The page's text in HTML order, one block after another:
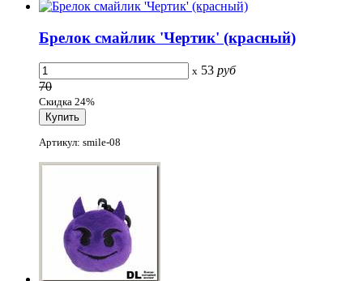
Брелок смайлик 'Чертик' (красный)
x 53 руб
70
Скидка 24%
Артикул: smile-08